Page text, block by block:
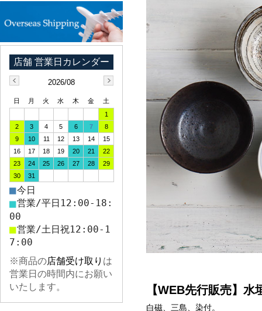
【WEB先行販売】
白磁、三島、染付。
2026/08
日 月 火 水 木 金
土
1
2
3 4 5 6 7
8
9
10 11 12 13 14
15
16
17 18 19 20 21
22
23
24 25 26 27 28
29
30
31
■今日
■営業/平日12:00-18:
00
■営業/土日祝12:00-1
7:00
※商品の店舗受け取り は
営業日の時間内にお願い
いたします。